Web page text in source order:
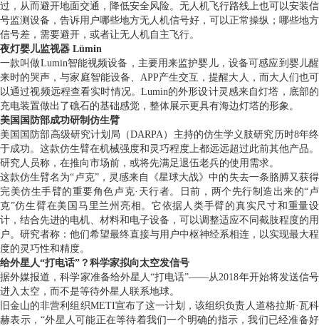
过，从而避开地面交通，降低安全风险。无人机飞行路线上也可以安装信
号监测设备，告诉用户哪些地方无人机信号好，可以正常操纵；哪些地方
信号差，需要避开，或者让无人机自主飞行。
夜灯婴儿监视器 Lümin
一款叫做Lumin智能视频设备，主要用来监护婴儿，设备可感应到婴儿醒
来时的哭声，与家庭智能设备、APP产生交互，提醒大人，而大人们也可
以通过视频远程查看实时情况。Lumin的外形设计灵感来自灯塔，底部的
充电装置做出了礁石的基础感觉，整体展示更具有海边灯塔的形象。
美国国防部成功研制仿生臂
美国国防部高级研究计划局（DARPA）主持的仿生学义肢研究历时8年终
于成功。这款仿生臂在机械强度和灵巧程度上都远远超过此前其他产品。
研究人员称，在推向市场前，或将先满足退伍老兵的使用需求。
这款仿生臂名为“卢克”，灵感来自《星球大战》中的失去一条胳膊又获得
完美仿生手臂的重要角色卢克·天行者。日前，两个先行制造出来的“卢
克”仿生臂在美国马里兰州亮相。它依据人类手臂的真实尺寸和重量设
计，结合先进的电机、材料和电子设备，可以调整适应不同截肢程度的用
户。研究者称：他们希望最终直接与用户中枢神经系相连，以实现最大程
度的灵巧性和精度。
给外星人“打电话”？科学家拟向太空发信号
据外媒报道，科学家准备给外星人“打电话”——从2018年开始将发送信号
进入太空，而不是等待外星人联系地球。
旧金山的非营利组织METI宣布了这一计划，该组织负责人道格拉斯·瓦科
赫表示，“外星人可能正在等待着我们一个明确的指示，我们已经准备好